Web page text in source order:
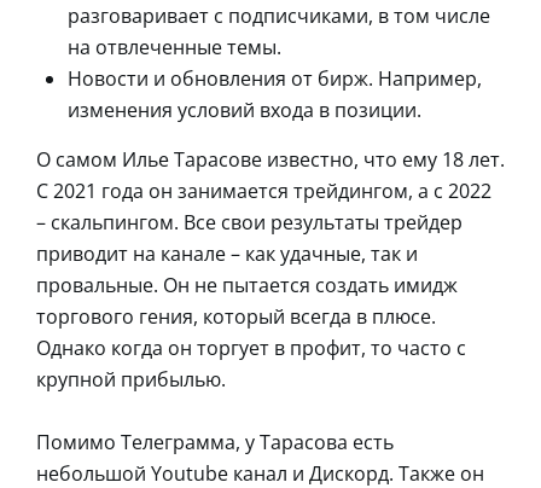
разговаривает с подписчиками, в том числе
на отвлеченные темы.
Новости и обновления от бирж. Например,
изменения условий входа в позиции.
О самом Илье Тарасове известно, что ему 18 лет.
С 2021 года он занимается трейдингом, а с 2022
– скальпингом. Все свои результаты трейдер
приводит на канале – как удачные, так и
провальные. Он не пытается создать имидж
торгового гения, который всегда в плюсе.
Однако когда он торгует в профит, то часто с
крупной прибылью.
Помимо Телеграмма, у Тарасова есть
небольшой Youtube канал и Дискорд. Также он